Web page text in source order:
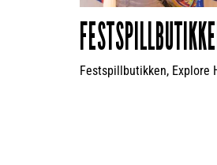
Festspillbutikken, Explore